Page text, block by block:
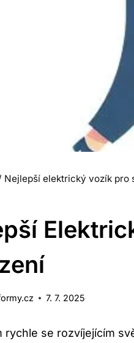
Nejlepší elektrický vozík pro
7. 7. 2025
rychle se rozvíjejícím